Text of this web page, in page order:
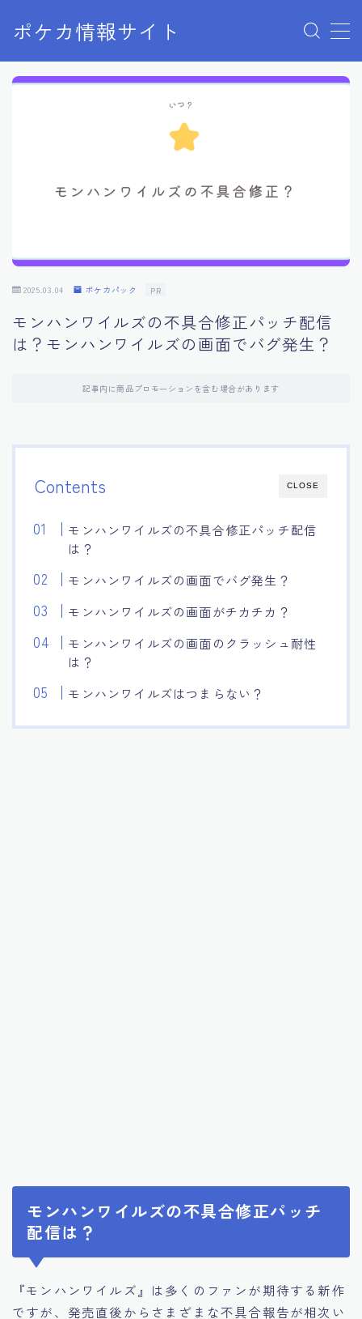
ポケカ情報サイト
MENU
Home
2025.03.04 ポケカパック PR
モンハンワイルズの不具合修正パッチ配信
は？モンハンワイルズの画面でバグ発生？
記事内に商品プロモーションを含む場合があります
CLOSE
Contents
モンハンワイルズの不具合修正パッチ配信
は？
モンハンワイルズの画面でバグ発生？
モンハンワイルズの画面がチカチカ？
モンハンワイルズの画面のクラッシュ耐性
は？
モンハンワイルズはつまらない？
モンハンワイルズの不具合修正パッチ
配信は？
『モンハンワイルズ』は多くのファンが期待する新作
ですが、発売直後からさまざまな不具合報告が相次い